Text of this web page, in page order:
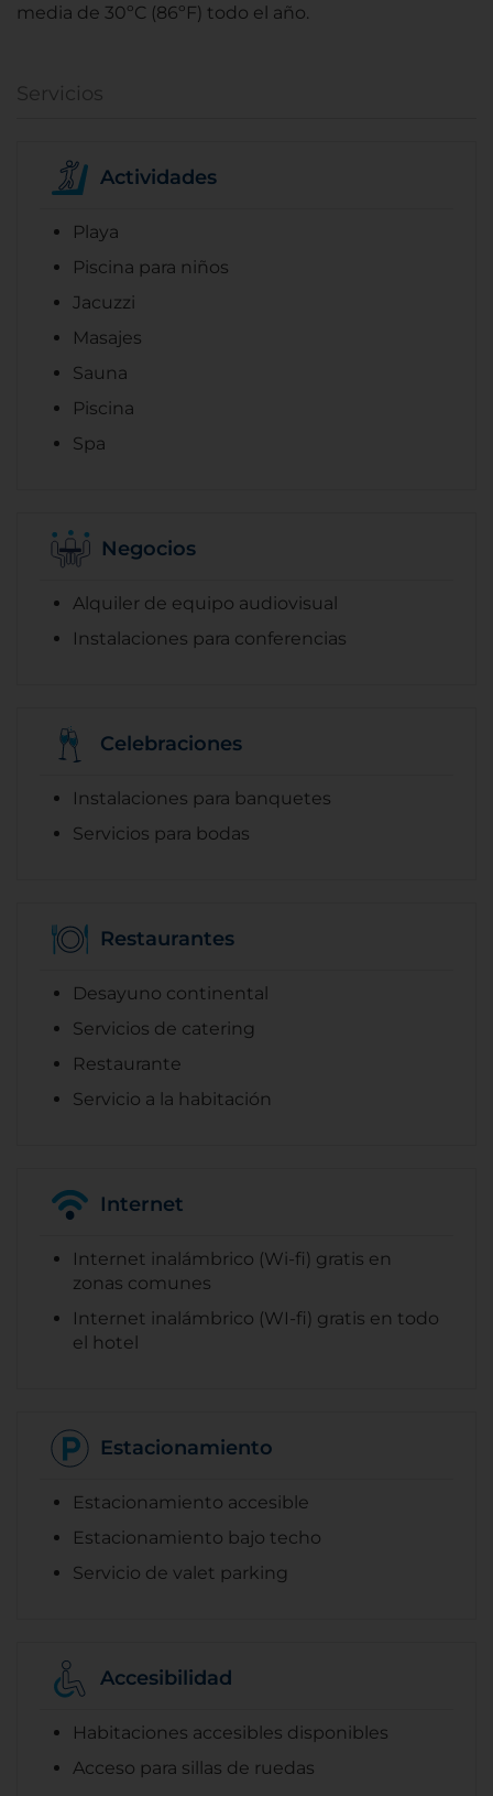
media de 30ºC (86ºF) todo el año.
Servicios
Actividades
Playa
Piscina para niños
Jacuzzi
Masajes
Sauna
Piscina
Spa
Negocios
Alquiler de equipo audiovisual
Instalaciones para conferencias
Celebraciones
Instalaciones para banquetes
Servicios para bodas
Restaurantes
Desayuno continental
Servicios de catering
Restaurante
Servicio a la habitación
Internet
Internet inalámbrico (Wi-fi) gratis en
zonas comunes
Internet inalámbrico (WI-fi) gratis en todo
el hotel
Estacionamiento
Estacionamiento accesible
Estacionamiento bajo techo
Servicio de valet parking
Accesibilidad
Habitaciones accesibles disponibles
Acceso para sillas de ruedas